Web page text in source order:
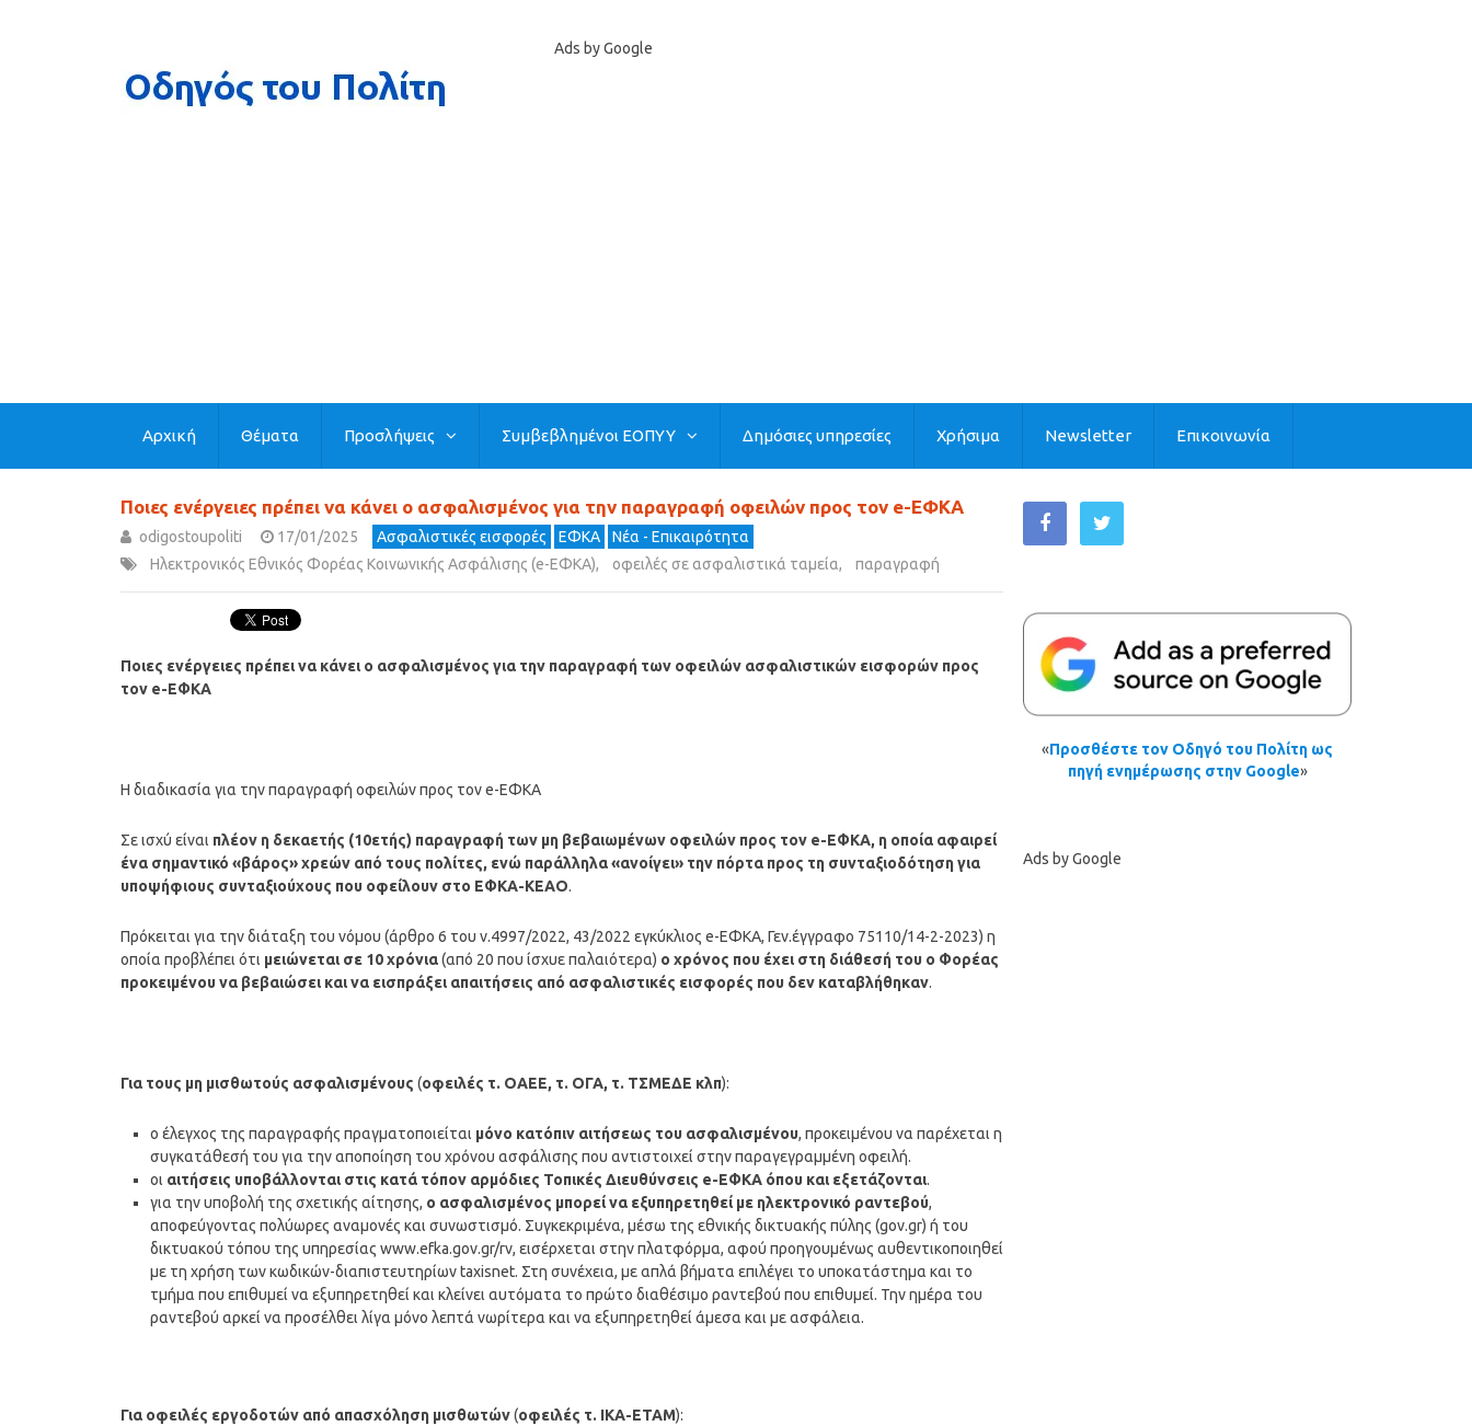
Ads by Google
Αρχική Θέματα Προσλήψεις Συμβεβλημένοι ΕΟΠΥΥ Δημόσιες υπηρεσίες Χρήσιμα Newsletter Επικοινωνία
Ποιες ενέργειες πρέπει να κάνει ο ασφαλισμένος για την παραγραφή οφειλών προς τον e-ΕΦΚΑ
odigostoupoliti 17/01/2025 Ασφαλιστικές εισφορές ΕΦΚΑ
Νέα - Επικαιρότητα
Ηλεκτρονικός Εθνικός Φορέας Κοινωνικής Ασφάλισης (e-ΕΦΚΑ), οφειλές σε ασφαλιστικά ταμεία, παραγραφή
Ποιες ενέργειες πρέπει να κάνει ο ασφαλισμένος για την παραγραφή των οφειλών ασφαλιστικών εισφορών προς
τον e-ΕΦΚΑ
Η διαδικασία για την παραγραφή οφειλών προς τον e-ΕΦΚΑ
Σε ισχύ είναι πλέον η δεκαετής (10ετής) παραγραφή των μη βεβαιωμένων οφειλών προς τον e-ΕΦΚΑ, η οποία αφαιρεί
ένα σημαντικό «βάρος» χρεών από τους πολίτες, ενώ παράλληλα «ανοίγει» την πόρτα προς τη συνταξιοδότηση για
υποψήφιους συνταξιούχους που οφείλουν στο ΕΦΚΑ-ΚΕΑΟ.
Πρόκειται για την διάταξη του νόμου (άρθρο 6 του ν.4997/2022, 43/2022 εγκύκλιος e-ΕΦΚΑ, Γεν.έγγραφο 75110/14-2-2023) η
οποία προβλέπει ότι μειώνεται σε 10 χρόνια(από 20 που ίσχυε παλαιότερα) ο χρόνος που έχει στη διάθεσή του ο Φορέας
προκειμένου να βεβαιώσει και να εισπράξει απαιτήσεις από ασφαλιστικές εισφορές που δεν καταβλήθηκαν.
Για τους μη μισθωτούς ασφαλισμένους (οφειλές τ. ΟΑΕΕ, τ. ΟΓΑ, τ. ΤΣΜΕΔΕ κλπ):
ο έλεγχος της παραγραφής πραγματοποιείται μόνο κατόπιν αιτήσεως του ασφαλισμένου, προκειμένου να παρέχεται η
συγκατάθεσή του για την αποποίηση του χρόνου ασφάλισης που αντιστοιχεί στην παραγεγραμμένη οφειλή.
οι αιτήσεις υποβάλλονται στις κατά τόπον αρμόδιες Τοπικές Διευθύνσεις e-ΕΦΚΑ όπου και εξετάζονται.
για την υποβολή της σχετικής αίτησης, ο ασφαλισμένος μπορεί να εξυπηρετηθεί με ηλεκτρονικό ραντεβού,
αποφεύγοντας πολύωρες αναμονές και συνωστισμό. Συγκεκριμένα, μέσω της εθνικής δικτυακής πύλης (gov.gr) ή του
δικτυακού τόπου της υπηρεσίας www.efka.gov.gr/rv, εισέρχεται στην πλατφόρμα, αφού προηγουμένως αυθεντικοποιηθεί
με τη χρήση των κωδικών-διαπιστευτηρίων taxisnet. Στη συνέχεια, με απλά βήματα επιλέγει το υποκατάστημα και το
τμήμα που επιθυμεί να εξυπηρετηθεί και κλείνει αυτόματα το πρώτο διαθέσιμο ραντεβού που επιθυμεί. Την ημέρα του
ραντεβού αρκεί να προσέλθει λίγα μόνο λεπτά νωρίτερα και να εξυπηρετηθεί άμεσα και με ασφάλεια.
Για οφειλές εργοδοτών από απασχόληση μισθωτών(οφειλές τ. ΙΚΑ-ΕΤΑΜ):
«Προσθέστε τον Οδηγό του Πολίτη ως
πηγή ενημέρωσης στην Google»
Ads by Google